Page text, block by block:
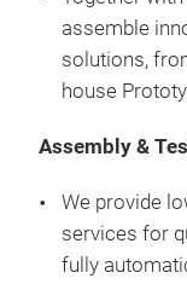
assemble
solutions,
house
Assembly &
We provide
services for
fully